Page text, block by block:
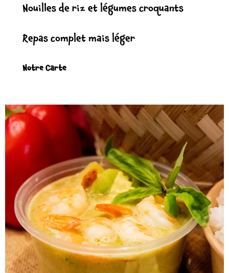
Nouilles de riz et légumes croquants
Repas complet mais léger
Notre Carte